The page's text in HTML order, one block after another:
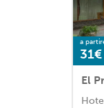
a
31€
El